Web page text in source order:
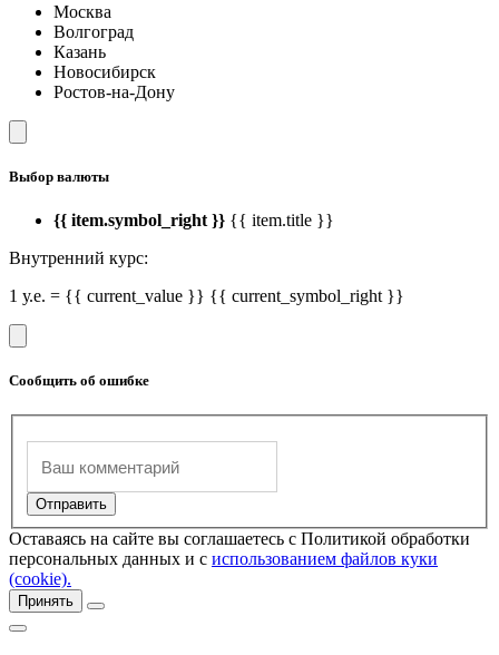
Москва
Волгоград
Казань
Новосибирск
Ростов-на-Дону
Выбор валюты
{{ item.symbol_right }} {{ item.title }}
Внутренний курс:
1 у.е. = {{ current_value }} {{ current_symbol_right }}
Сообщить об ошибке
Оставаясь на сайте вы соглашаетесь с Политикой обработки
персональных данных и с использованием файлов куки
(cookie).
Принять